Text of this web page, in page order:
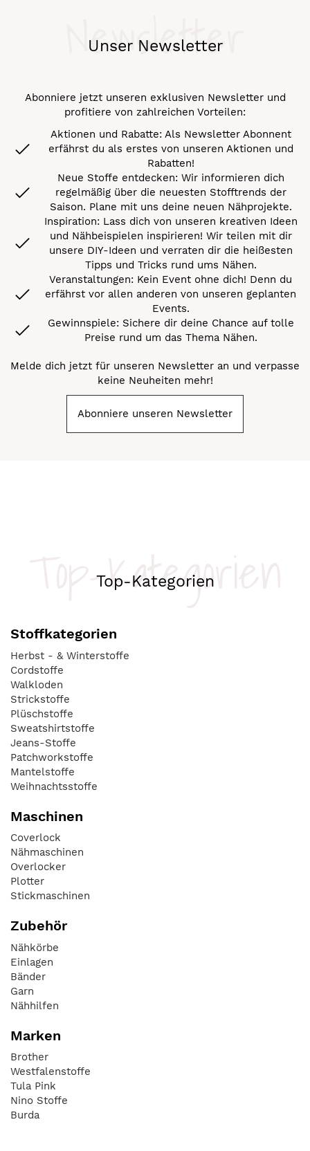
Unser Newsletter
Newsletter
Abonniere jetzt unseren exklusiven Newsletter und
profitiere von zahlreichen Vorteilen:
Aktionen und Rabatte: Als Newsletter Abonnent
erfährst du als erstes von unseren Aktionen und
Rabatten!
Neue Stoffe entdecken: Wir informieren dich
regelmäßig über die neuesten Stofftrends der
Saison. Plane mit uns deine neuen Nähprojekte.
Inspiration: Lass dich von unseren kreativen Ideen
und Nähbeispielen inspirieren! Wir teilen mit dir
unsere DIY-Ideen und verraten dir die heißesten
Tipps und Tricks rund ums Nähen.
Veranstaltungen: Kein Event ohne dich! Denn du
erfährst vor allen anderen von unseren geplanten
Events.
Gewinnspiele: Sichere dir deine Chance auf tolle
Preise rund um das Thema Nähen.
Melde dich jetzt für unseren Newsletter an und verpasse
keine Neuheiten mehr!
Abonniere unseren Newsletter
Top-Kategorien
Top-Kategorien
Stoffkategorien
Herbst - & Winterstoffe
Cordstoffe
Walkloden
Strickstoffe
Plüschstoffe
Sweatshirtstoffe
Jeans-Stoffe
Patchworkstoffe
Mantelstoffe
Weihnachtsstoffe
Maschinen
Coverlock
Nähmaschinen
Overlocker
Plotter
Stickmaschinen
Zubehör
Nähkörbe
Einlagen
Bänder
Garn
Nähhilfen
Marken
Brother
Westfalenstoffe
Tula Pink
Nino Stoffe
Burda